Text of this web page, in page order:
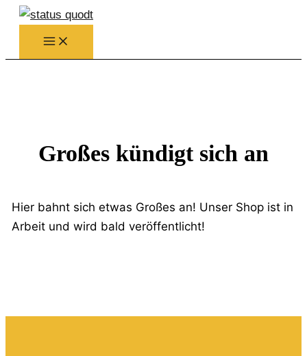
Zum
Inhalt
springen
Großes kündigt sich an
Hier bahnt sich etwas Großes an! Unser Shop ist in
Arbeit und wird bald veröffentlicht!